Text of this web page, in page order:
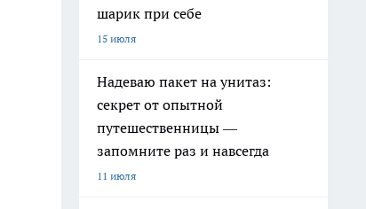
шарик при себе
15 июля
Надеваю пакет на унитаз:
секрет от опытной
путешественницы —
запомните раз и навсегда
11 июля